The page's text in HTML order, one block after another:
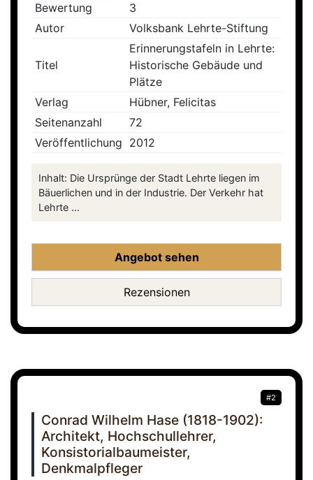
Bewertung
3
Autor
Volksbank Lehrte-Stiftung
Titel
Erinnerungstafeln in Lehrte:
Historische Gebäude und
Plätze
Verlag
Hübner, Felicitas
Seitenanzahl
72
Veröffentlichung 2012
Inhalt: Die Ursprünge der Stadt Lehrte liegen im
Bäuerlichen und in der Industrie. Der Verkehr hat
Lehrte ...
Angebot sehen
Rezensionen
#2
Conrad Wilhelm Hase (1818-1902):
Architekt, Hochschullehrer,
Konsistorialbaumeister,
Denkmalpfleger